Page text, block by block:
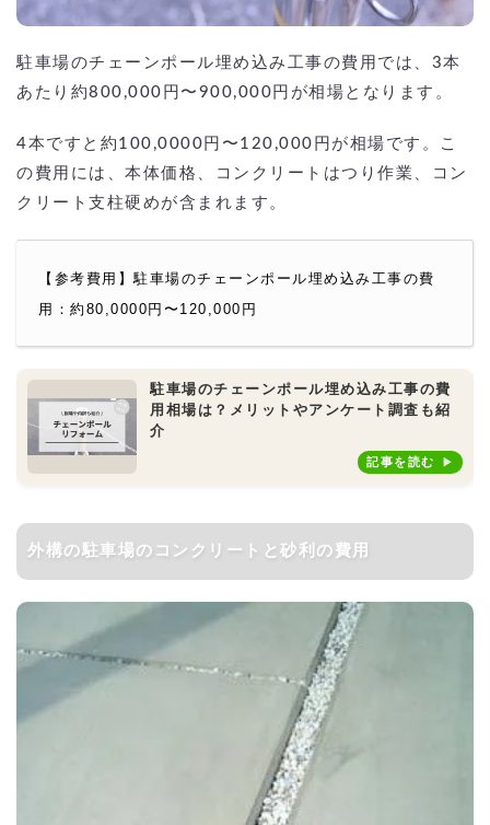
駐車場のチェーンポール埋め込み工事の費用では、3本
あたり約800,000円〜900,000円が相場となります。
4本ですと約100,0000円〜120,000円が相場です。こ
の費用には、本体価格、コンクリートはつり作業、コン
クリート支柱硬めが含まれます。
【参考費用】駐車場のチェーンポール埋め込み工事の費
用：約80,0000円〜120,000円
駐車場のチェーンポール埋め込み工事の費
用相場は？メリットやアンケート調査も紹
介
記事を読む
外構の駐車場のコンクリートと砂利の費用